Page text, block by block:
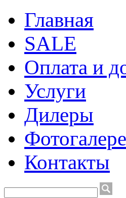
Главная
SALE
Оплата и
Услуги
Дилеры
Контакты